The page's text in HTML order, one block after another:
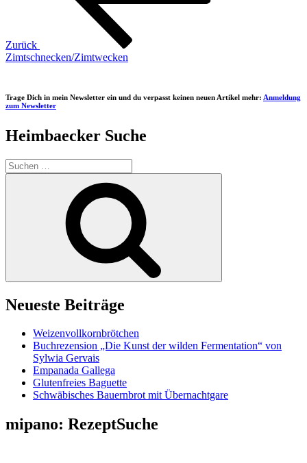
Zurück
Zimtschnecken/Zimtwecken
Trage Dich in mein Newsletter ein und du verpasst keinen neuen Artikel mehr: Anmeldung
zum Newsletter
Heimbaecker Suche
Suchen
nach:
Neueste Beiträge
Weizenvollkornbrötchen
Buchrezension „Die Kunst der wilden Fermentation“ von
Sylwia Gervais
Empanada Gallega
Glutenfreies Baguette
Schwäbisches Bauernbrot mit Übernachtgare
mipano: RezeptSuche